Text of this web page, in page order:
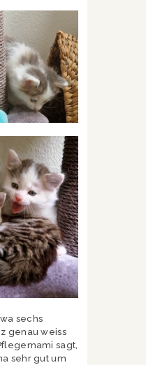
sechs
genau weiss
sagt,
sehr gut um